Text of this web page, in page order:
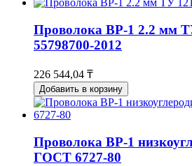
Проволока ВР-1 2.2 мм
55798700-2012
226 544,04 ₸
Добавить в корзину
Проволока ВР-1
ГОСТ 6727-80